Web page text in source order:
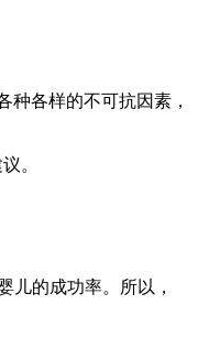
各样的不可抗因素，
。
儿的成功率。所以，